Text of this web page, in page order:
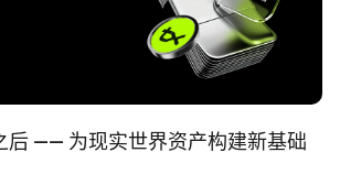
后 —— 为现实世界资产构建新基础